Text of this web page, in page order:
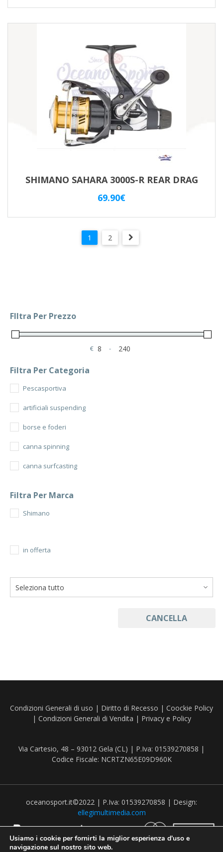
71.00€.
SHIMANO SAHARA 3000S-R REAR DRAG
69.90€
1 2
FIltra Per Prezzo
€
Minimum Price
-
Maximum Price
Filtra Per Categoria
Pescasportiva
artificiali suspending
borse e foderi
canna spinning
canna surfcasting
Filtra Per Marca
Shimano
in offerta
CANCELLA
Condizioni Generali di uso | Diritto di Recesso | Coockie Policy
| Condizioni Generali di Vendita | Privacy e Policy
Via Cartesio, 48 – 93012 Gela (CL) | P.Iva: 01539270858 |
Codice Fiscale: NCRTZN65E09D960K
oceanosport.it©2022 | P.Iva: 01539270858 | Design:
ellegimultimedia.com
Usiamo i cookie per fornirti la miglior esperienza d'uso e
navigazione sul nostro sito web.